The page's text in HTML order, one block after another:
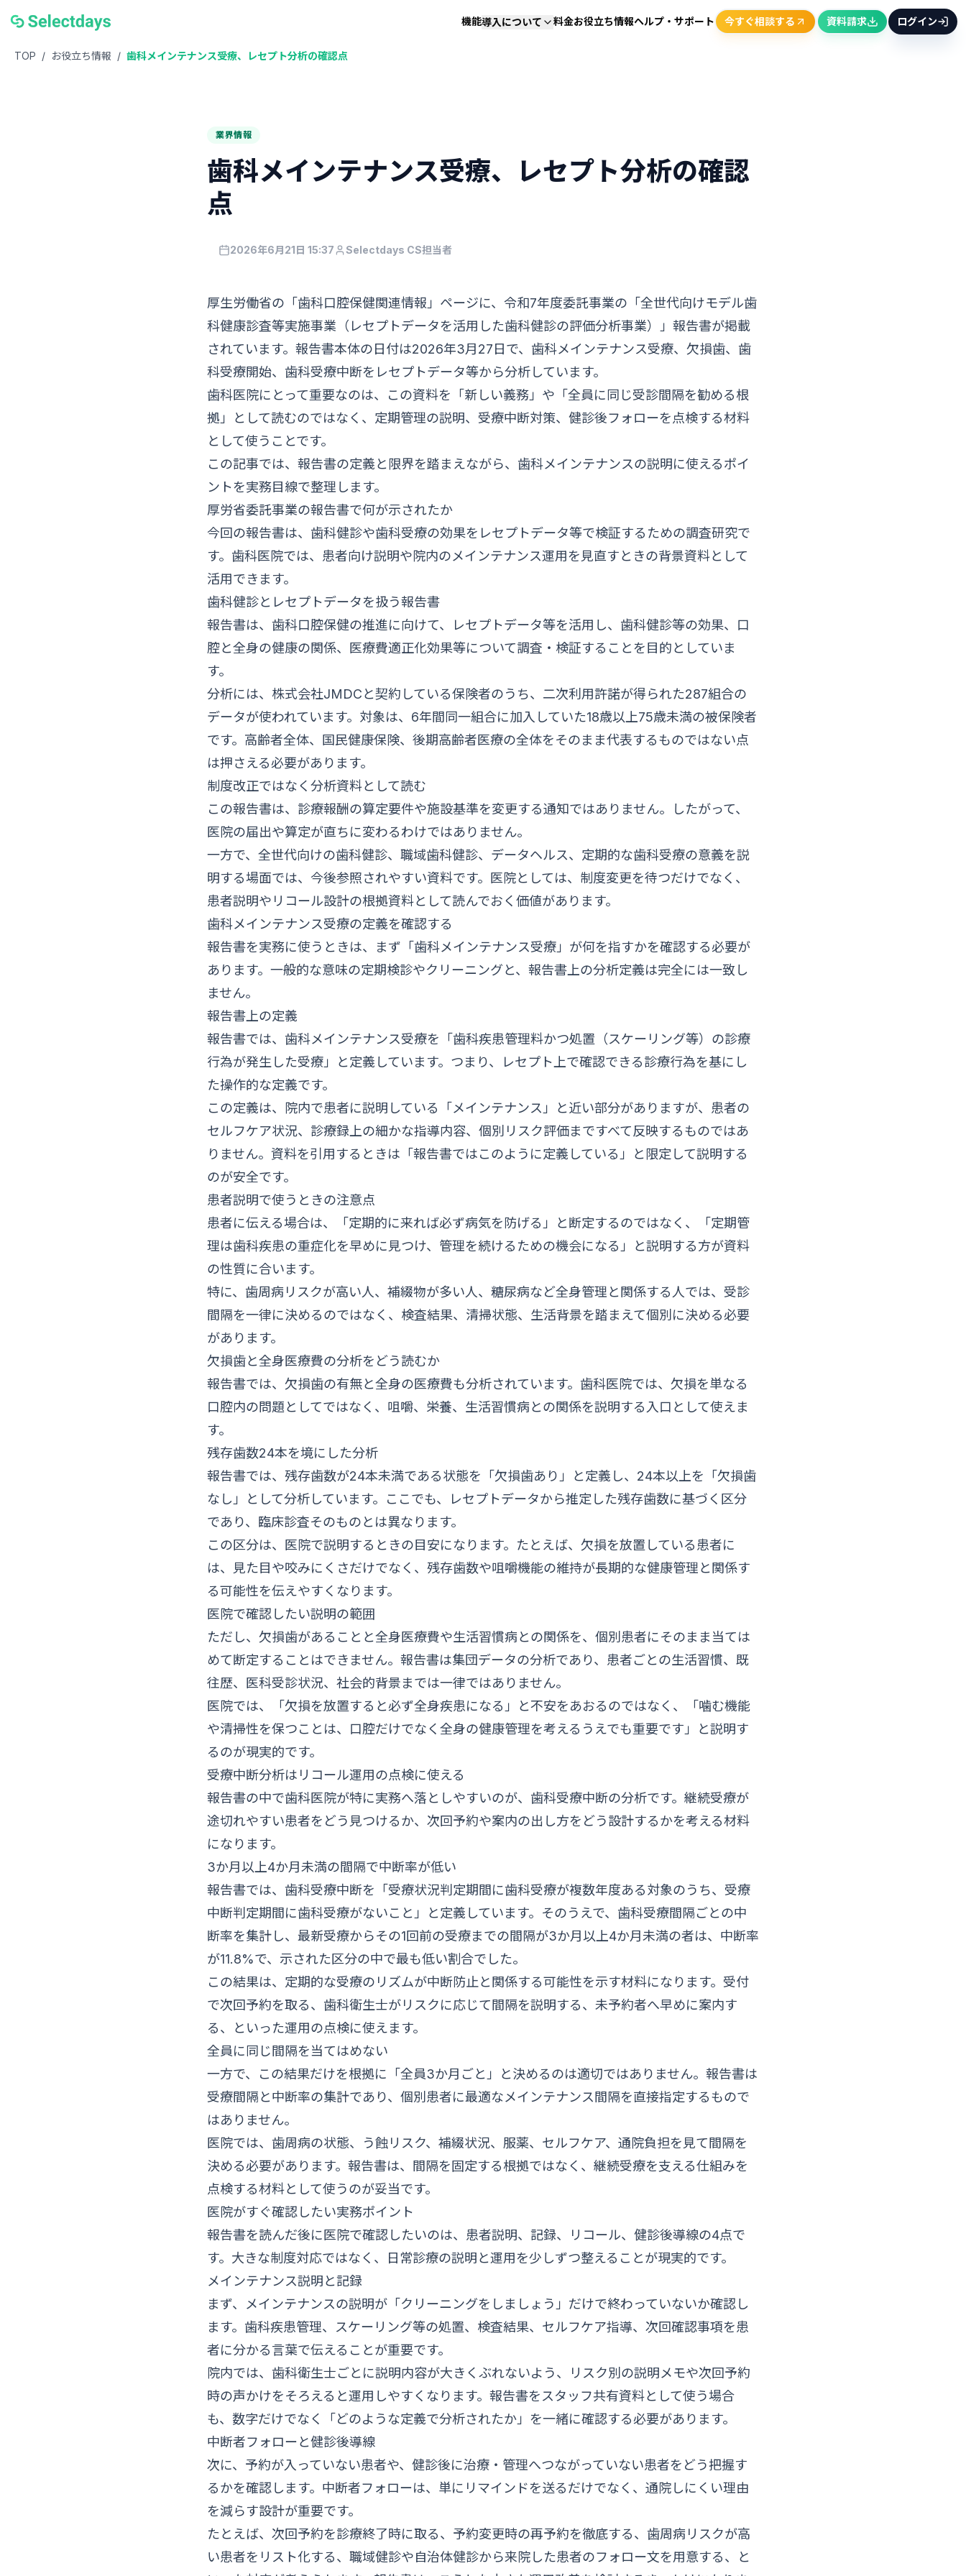
機能導入について 料金お役立ち情報ヘルプ・サポート 今すぐ相談する 資料請求 ログイン
TOP / お役立ち情報 / 歯科メインテナンス受療、レセプト分析の確認点
業界情報
歯科メインテナンス受療、レセプト分析の確認
点
2026年6月21日 15:37 Selectdays CS担当者
厚生労働省の「歯科口腔保健関連情報」ページに、令和7年度委託事業の「全世代向けモデル歯
科健康診査等実施事業（レセプトデータを活用した歯科健診の評価分析事業）」報告書が掲載
されています。報告書本体の日付は2026年3月27日で、歯科メインテナンス受療、欠損歯、歯
科受療開始、歯科受療中断をレセプトデータ等から分析しています。
歯科医院にとって重要なのは、この資料を「新しい義務」や「全員に同じ受診間隔を勧める根
拠」として読むのではなく、定期管理の説明、受療中断対策、健診後フォローを点検する材料
として使うことです。
この記事では、報告書の定義と限界を踏まえながら、歯科メインテナンスの説明に使えるポイ
ントを実務目線で整理します。
厚労省委託事業の報告書で何が示されたか
今回の報告書は、歯科健診や歯科受療の効果をレセプトデータ等で検証するための調査研究で
す。歯科医院では、患者向け説明や院内のメインテナンス運用を見直すときの背景資料として
活用できます。
歯科健診とレセプトデータを扱う報告書
報告書は、歯科口腔保健の推進に向けて、レセプトデータ等を活用し、歯科健診等の効果、口
腔と全身の健康の関係、医療費適正化効果等について調査・検証することを目的としていま
す。
分析には、株式会社JMDCと契約している保険者のうち、二次利用許諾が得られた287組合の
データが使われています。対象は、6年間同一組合に加入していた18歳以上75歳未満の被保険者
です。高齢者全体、国民健康保険、後期高齢者医療の全体をそのまま代表するものではない点
は押さえる必要があります。
制度改正ではなく分析資料として読む
この報告書は、診療報酬の算定要件や施設基準を変更する通知ではありません。したがって、
医院の届出や算定が直ちに変わるわけではありません。
一方で、全世代向けの歯科健診、職域歯科健診、データヘルス、定期的な歯科受療の意義を説
明する場面では、今後参照されやすい資料です。医院としては、制度変更を待つだけでなく、
患者説明やリコール設計の根拠資料として読んでおく価値があります。
歯科メインテナンス受療の定義を確認する
報告書を実務に使うときは、まず「歯科メインテナンス受療」が何を指すかを確認する必要が
あります。一般的な意味の定期検診やクリーニングと、報告書上の分析定義は完全には一致し
ません。
報告書上の定義
報告書では、歯科メインテナンス受療を「歯科疾患管理料かつ処置（スケーリング等）の診療
行為が発生した受療」と定義しています。つまり、レセプト上で確認できる診療行為を基にし
た操作的な定義です。
この定義は、院内で患者に説明している「メインテナンス」と近い部分がありますが、患者の
セルフケア状況、診療録上の細かな指導内容、個別リスク評価まですべて反映するものではあ
りません。資料を引用するときは「報告書ではこのように定義している」と限定して説明する
のが安全です。
患者説明で使うときの注意点
患者に伝える場合は、「定期的に来れば必ず病気を防げる」と断定するのではなく、「定期管
理は歯科疾患の重症化を早めに見つけ、管理を続けるための機会になる」と説明する方が資料
の性質に合います。
特に、歯周病リスクが高い人、補綴物が多い人、糖尿病など全身管理と関係する人では、受診
間隔を一律に決めるのではなく、検査結果、清掃状態、生活背景を踏まえて個別に決める必要
があります。
欠損歯と全身医療費の分析をどう読むか
報告書では、欠損歯の有無と全身の医療費も分析されています。歯科医院では、欠損を単なる
口腔内の問題としてではなく、咀嚼、栄養、生活習慣病との関係を説明する入口として使えま
す。
残存歯数24本を境にした分析
報告書では、残存歯数が24本未満である状態を「欠損歯あり」と定義し、24本以上を「欠損歯
なし」として分析しています。ここでも、レセプトデータから推定した残存歯数に基づく区分
であり、臨床診査そのものとは異なります。
この区分は、医院で説明するときの目安になります。たとえば、欠損を放置している患者に
は、見た目や咬みにくさだけでなく、残存歯数や咀嚼機能の維持が長期的な健康管理と関係す
る可能性を伝えやすくなります。
医院で確認したい説明の範囲
ただし、欠損歯があることと全身医療費や生活習慣病との関係を、個別患者にそのまま当ては
めて断定することはできません。報告書は集団データの分析であり、患者ごとの生活習慣、既
往歴、医科受診状況、社会的背景までは一律ではありません。
医院では、「欠損を放置すると必ず全身疾患になる」と不安をあおるのではなく、「噛む機能
や清掃性を保つことは、口腔だけでなく全身の健康管理を考えるうえでも重要です」と説明す
るのが現実的です。
受療中断分析はリコール運用の点検に使える
報告書の中で歯科医院が特に実務へ落としやすいのが、歯科受療中断の分析です。継続受療が
途切れやすい患者をどう見つけるか、次回予約や案内の出し方をどう設計するかを考える材料
になります。
3か月以上4か月未満の間隔で中断率が低い
報告書では、歯科受療中断を「受療状況判定期間に歯科受療が複数年度ある対象のうち、受療
中断判定期間に歯科受療がないこと」と定義しています。そのうえで、歯科受療間隔ごとの中
断率を集計し、最新受療からその1回前の受療までの間隔が3か月以上4か月未満の者は、中断率
が11.8%で、示された区分の中で最も低い割合でした。
この結果は、定期的な受療のリズムが中断防止と関係する可能性を示す材料になります。受付
で次回予約を取る、歯科衛生士がリスクに応じて間隔を説明する、未予約者へ早めに案内す
る、といった運用の点検に使えます。
全員に同じ間隔を当てはめない
一方で、この結果だけを根拠に「全員3か月ごと」と決めるのは適切ではありません。報告書は
受療間隔と中断率の集計であり、個別患者に最適なメインテナンス間隔を直接指定するもので
はありません。
医院では、歯周病の状態、う蝕リスク、補綴状況、服薬、セルフケア、通院負担を見て間隔を
決める必要があります。報告書は、間隔を固定する根拠ではなく、継続受療を支える仕組みを
点検する材料として使うのが妥当です。
医院がすぐ確認したい実務ポイント
報告書を読んだ後に医院で確認したいのは、患者説明、記録、リコール、健診後導線の4点で
す。大きな制度対応ではなく、日常診療の説明と運用を少しずつ整えることが現実的です。
メインテナンス説明と記録
まず、メインテナンスの説明が「クリーニングをしましょう」だけで終わっていないか確認し
ます。歯科疾患管理、スケーリング等の処置、検査結果、セルフケア指導、次回確認事項を患
者に分かる言葉で伝えることが重要です。
院内では、歯科衛生士ごとに説明内容が大きくぶれないよう、リスク別の説明メモや次回予約
時の声かけをそろえると運用しやすくなります。報告書をスタッフ共有資料として使う場合
も、数字だけでなく「どのような定義で分析されたか」を一緒に確認する必要があります。
中断者フォローと健診後導線
次に、予約が入っていない患者や、健診後に治療・管理へつながっていない患者をどう把握す
るかを確認します。中断者フォローは、単にリマインドを送るだけでなく、通院しにくい理由
を減らす設計が重要です。
たとえば、次回予約を診療終了時に取る、予約変更時の再予約を徹底する、歯周病リスクが高
い患者をリスト化する、職域健診や自治体健診から来院した患者のフォロー文を用意する、と